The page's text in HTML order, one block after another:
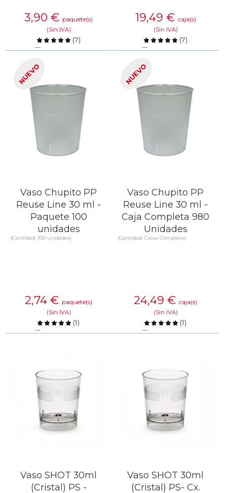
3,90 € paquete(s)
(Sin IVA)
(7)
Comparar
SABER MÁS
19,49 € caja(s)
(Sin IVA)
(7)
Comparar
SABER MÁS
NUEVO
Vaso Chupito PP
Reuse Line 30 ml -
Paquete 100
unidades
(Cantidad: 100 unidades)
2,74 € paquete(s)
(Sin IVA)
(1)
Comparar
NUEVO
Vaso Chupito PP
Reuse Line 30 ml -
Caja Completa 980
Unidades
(Cantidad: Caixa Completa)
24,49 € caja(s)
(Sin IVA)
(1)
Comparar
Vaso SHOT 30ml
(Cristal) PS -
Vaso SHOT 30ml
(Cristal) PS- Cx.